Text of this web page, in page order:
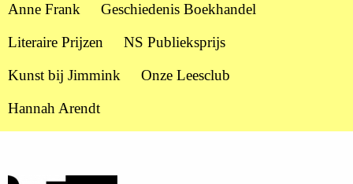
Anne Frank
Geschiedenis Boekhandel
Literaire Prijzen
NS Publieksprijs
Kunst bij Jimmink
Onze Leesclub
Hannah Arendt